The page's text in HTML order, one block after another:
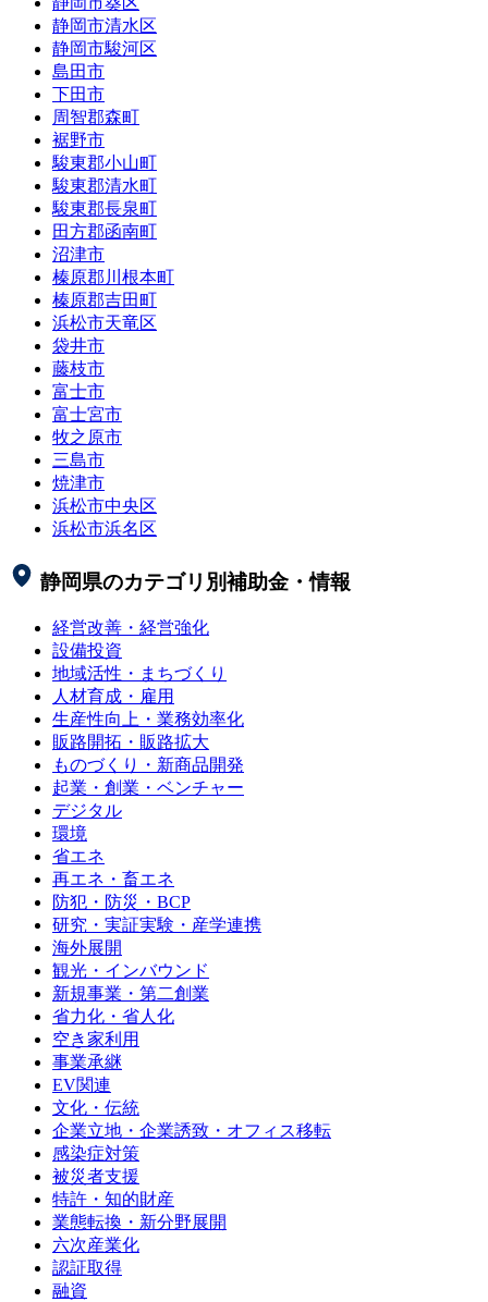
静岡市清水区
静岡市駿河区
島田市
下田市
周智郡森町
裾野市
駿東郡小山町
駿東郡清水町
駿東郡長泉町
田方郡函南町
沼津市
榛原郡川根本町
榛原郡吉田町
浜松市天竜区
袋井市
藤枝市
富士市
富士宮市
牧之原市
三島市
焼津市
浜松市中央区
浜松市浜名区
静岡県のカテゴリ別補助金・情報
経営改善・経営強化
設備投資
地域活性・まちづくり
人材育成・雇用
生産性向上・業務効率化
販路開拓・販路拡大
ものづくり・新商品開発
起業・創業・ベンチャー
デジタル
環境
省エネ
再エネ・畜エネ
防犯・防災・BCP
研究・実証実験・産学連携
海外展開
観光・インバウンド
新規事業・第二創業
省力化・省人化
空き家利用
事業承継
EV関連
文化・伝統
企業立地・企業誘致・オフィス移転
感染症対策
被災者支援
特許・知的財産
業態転換・新分野展開
六次産業化
認証取得
融資